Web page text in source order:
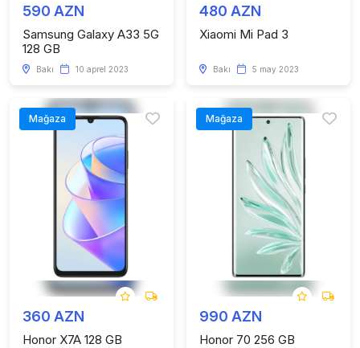
590 AZN
Samsung Galaxy A33 5G
128 GB
Bakı 10 aprel 2023
480 AZN
Xiaomi Mi Pad 3
Bakı 5 may 2023
Mağaza
360 AZN
Honor X7A 128 GB
Mağaza
990 AZN
Honor 70 256 GB